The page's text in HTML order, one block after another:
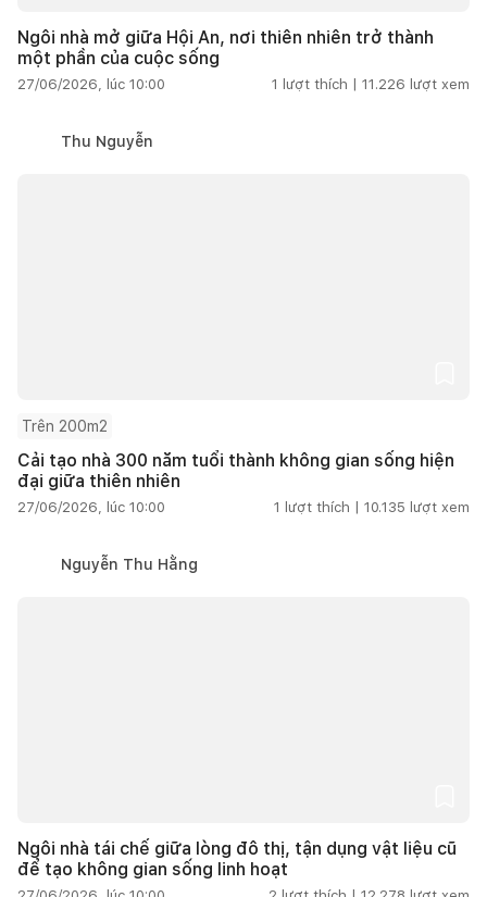
Ngôi nhà mở giữa Hội An, nơi thiên nhiên trở thành
một phần của cuộc sống
27/06/2026, lúc 10:00 1 lượt thích | 11.226 lượt xem
Thu Nguyễn
Trên 200m2
Cải tạo nhà 300 năm tuổi thành không gian sống hiện
đại giữa thiên nhiên
27/06/2026, lúc 10:00 1 lượt thích | 10.135 lượt xem
Nguyễn Thu Hằng
Ngôi nhà tái chế giữa lòng đô thị, tận dụng vật liệu cũ
để tạo không gian sống linh hoạt